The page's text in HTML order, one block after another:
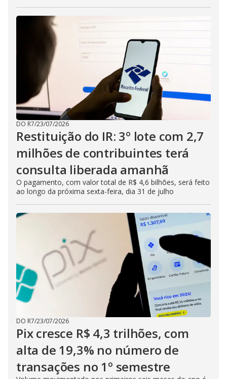
DO R7/23/07/2026
Restituição do IR: 3º lote com 2,7
milhões de contribuintes terá
consulta liberada amanhã
O pagamento, com valor total de R$ 4,6 bilhões, será feito
ao longo da próxima sexta-feira, dia 31 de julho
DO R7/23/07/2026
Pix cresce R$ 4,3 trilhões, com
alta de 19,3% no número de
transações no 1º semestre